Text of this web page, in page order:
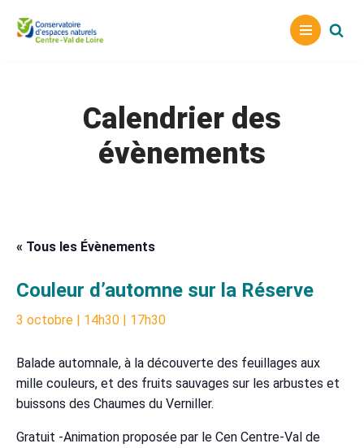
Aller
Calendrier des
évènements
« Tous les Évènements
Couleur d’automne sur la Réserve
3 octobre | 14h30 | 17h30
Balade automnale, à la découverte des feuillages aux
mille couleurs, et des fruits sauvages sur les arbustes et
buissons des Chaumes du Verniller.
Gratuit -Animation proposée par le Cen Centre-Val de